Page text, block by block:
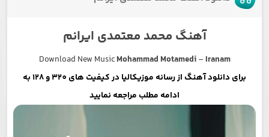
آهنگ محمد معتمدی ایرانم
Download New MusicMohammad Motamedi– Iranam
برای دانلود آهنگ از رسانه موزیکالیا در کیفیت های 320 و 128 به
ادامه مطلب مراجعه نمایید